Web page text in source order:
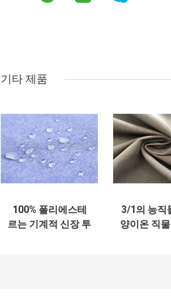
기타 제품
100% 폴리에스테
르는 기계적 신장 투
3/1의 능직
양이온 직